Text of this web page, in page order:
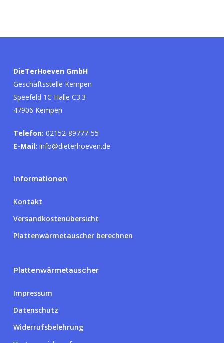
DieTerHoeven GmbH
Geschäftsstelle Kempen
Speefeld 1C Halle C3.3
47906 Kempen
Telefon: 02152-89777-55
E-Mail: info@dieterhoeven.de
Informationen
Kontakt
Versandkostenübersicht
Plattenwärmetauscher berechnen
Plattenwärmetauscher
Impressum
Datenschutz
Widerrufsbelehrung